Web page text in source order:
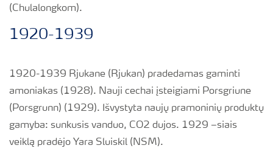
(Chulalongkom).
1920-1939
1920-1939 Rjukane (Rjukan) pradedamas gaminti
amoniakas (1928). Nauji cechai įsteigiami Porsgriune
(Porsgrunn) (1929). Išvystyta naujų pramoninių produktų
gamyba: sunkusis vanduo, CO2 dujos. 1929 –siais
veiklą pradėjo Yara Sluiskil (NSM).